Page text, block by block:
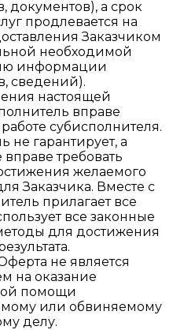
документов), а срок
продлевается на
Заказчиком
необходимой
информации
сведений).
настоящей
вправе
субисполнителя.
не гарантирует, а
вправе требовать
желаемого
Заказчика. Вместе с
прилагает все
все законные
для достижения
не является
на оказание
помощи
или обвиняемому
делу.